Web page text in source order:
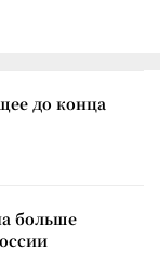
до конца
больше